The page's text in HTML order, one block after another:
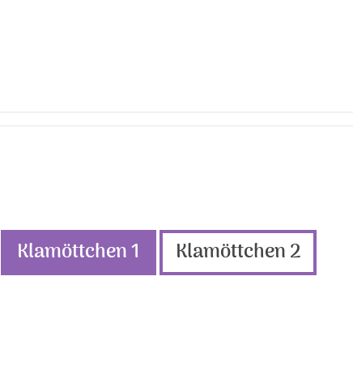
Klamöttchen 1 Klamöttchen 2